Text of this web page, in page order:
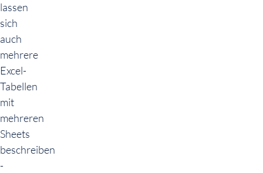
lassen
sich
auch
mehrere
Excel-
Tabellen
mit
mehreren
Sheets
beschreiben
-